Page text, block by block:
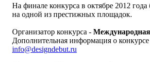
На финале конкурса в октябре 2012
на одной из престижных площадок.
Организатор конкурса -
Дополнительная информация о
info@designdebut.ru